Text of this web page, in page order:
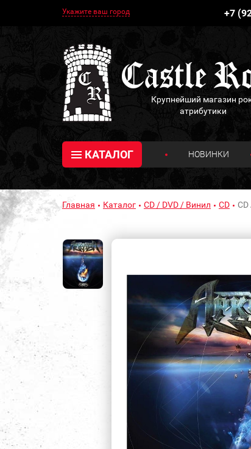
Укажите ваш город +7
Крупнейший магазин
атрибутики
КАТАЛОГ НОВИНКИ
Главная Каталог CD / DVD / Винил CD